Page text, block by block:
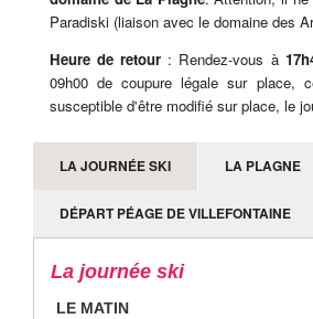
Paradiski (liaison avec le domaine des
Heure de retour : Rendez-vous à
09h00 de coupure légale sur place,
susceptible d'être modifié sur place, le
LA JOURNÉE SKI LA PLAGNE
DÉPART PÉAGE DE VILLEFONTAINE
La journée ski
LE MATIN